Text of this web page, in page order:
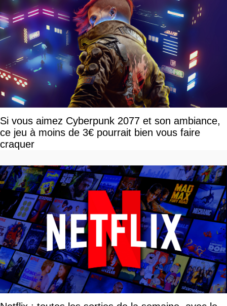
Si vous aimez Cyberpunk 2077 et son ambiance,
ce jeu à moins de 3€ pourrait bien vous faire
craquer